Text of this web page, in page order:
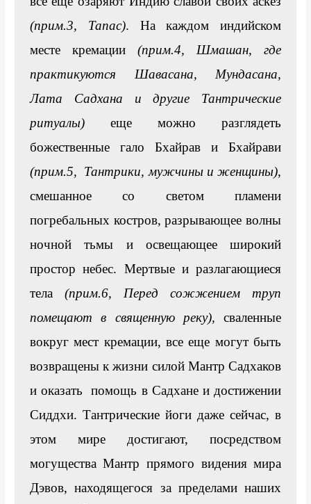
(прим.3, Тапас). На каждом индийском
месте кремации (прим.4, Шмашан, где
практикуются Шавасана, Мундасана,
Лата Садхана и другие Тантрические
ритуалы) еще можно разглядеть
божественные гало Бхайрав и Бхайрави
(прим.5,  Тантрики, мужчины и женщины),
смешанное со светом пламени
погребальных костров, разрывающее волны
ночной тьмы и освещающее широкий
простор небес. Мертвые и разлагающиеся
тела (прим.6, Перед сожжением труп
помещают в священную реку), сваленные
вокруг мест кремации, все еще могут быть
возвращены к жизни силой Мантр Садхаков
и оказать  помощь в Садхане и достижении
Сиддхи. Тантрические йоги даже сейчас, в
этом мире достигают, посредством
могущества Мантр прямого видения мира
Дэвов, находящегося за пределами наших